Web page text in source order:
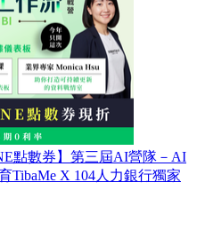
點數券】第三屆AI營隊－AI
TibaMe X 104人力銀行獨家